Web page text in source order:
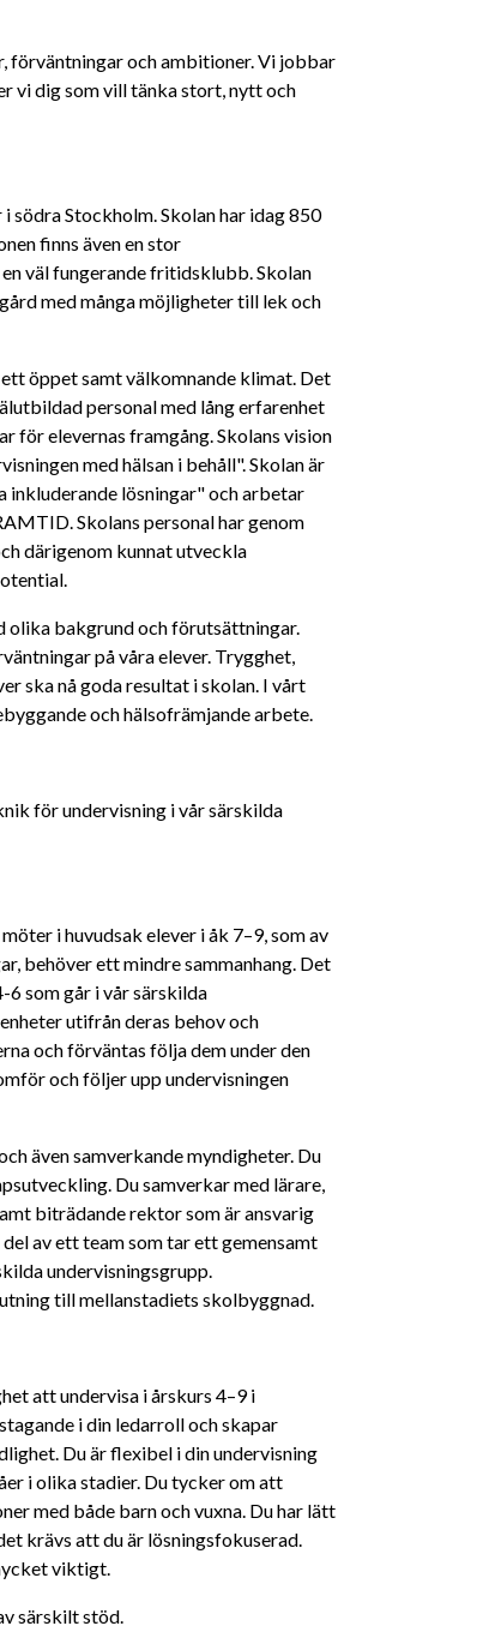
förväntningar och ambitioner. Vi jobbar
vi dig som vill tänka stort, nytt och
södra Stockholm. Skolan har idag 850
finns även en stor
väl fungerande fritidsklubb. Skolan
med många möjligheter till lek och
öppet samt välkomnande klimat. Det
personal med lång erfarenhet
för elevernas framgång. Skolans vision
med hälsan i behåll". Skolan är
lösningar" och arbetar
Skolans personal har genom
därigenom kunnat utveckla
olika bakgrund och förutsättningar.
på våra elever. Trygghet,
ska nå goda resultat i skolan. I vårt
och hälsofrämjande arbete.
för undervisning i vår särskilda
i huvudsak elever i åk 7–9, som av
behöver ett mindre sammanhang. Det
6 som går i vår särskilda
utifrån deras behov och
och förväntas följa dem under den
och följer upp undervisningen
även samverkande myndigheter. Du
Du samverkar med lärare,
biträdande rektor som är ansvarig
av ett team som tar ett gemensamt
undervisningsgrupp.
till mellanstadiets skolbyggnad.
att undervisa i årskurs 4–9 i
i din ledarroll och skapar
Du är flexibel i din undervisning
i olika stadier. Du tycker om att
med både barn och vuxna. Du har lätt
krävs att du är lösningsfokuserad.
viktigt.
särskilt stöd.